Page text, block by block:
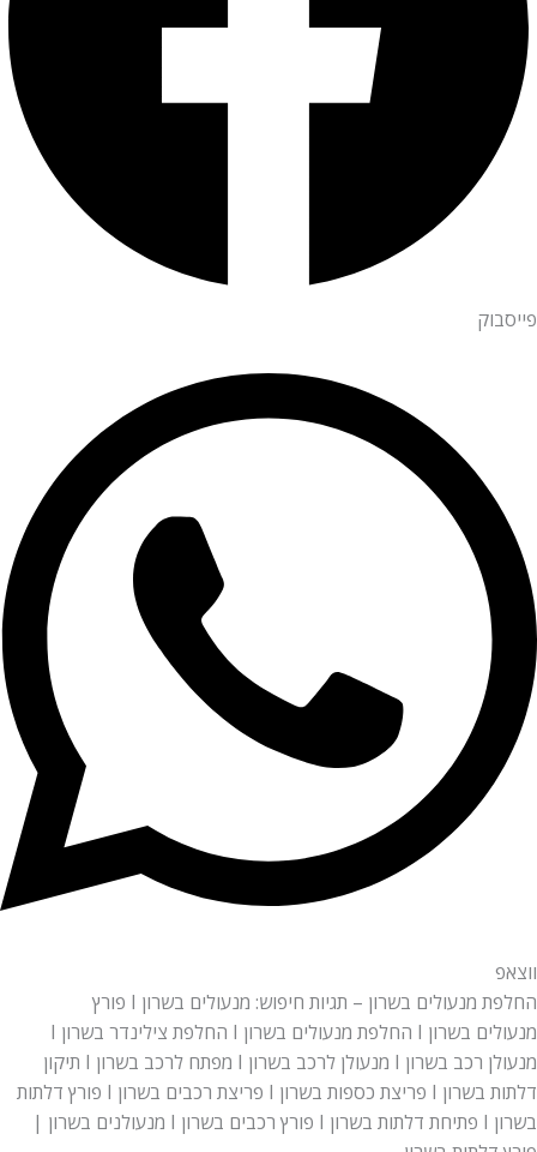
פייסבוק
ווצאפ
החלפת מנעולים בשרון – תגיות חיפוש: מנעולים בשרון I פורץ
מנעולים בשרון I החלפת מנעולים בשרון
I החלפת צילינדר בשרון I
מנעולן רכב בשרון I מנעולן לרכב בשרון I מפתח לרכב בשרון I תיקון
דלתות בשרון I פריצת כספות בשרון I פריצת רכבים בשרון I פורץ דלתות
בשרון I פתיחת דלתות בשרון I פורץ רכבים בשרון I מנעולנים בשרון |